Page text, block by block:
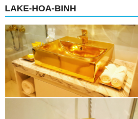
LAKE-HOA-BINH